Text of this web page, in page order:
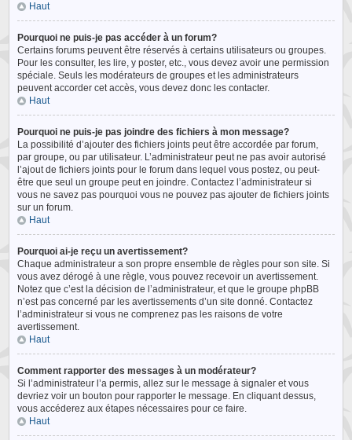
Haut
Pourquoi ne puis-je pas accéder à un forum?
Certains forums peuvent être réservés à certains utilisateurs ou groupes.
Pour les consulter, les lire, y poster, etc., vous devez avoir une permission
spéciale. Seuls les modérateurs de groupes et les administrateurs
peuvent accorder cet accès, vous devez donc les contacter.
Haut
Pourquoi ne puis-je pas joindre des fichiers à mon message?
La possibilité d’ajouter des fichiers joints peut être accordée par forum,
par groupe, ou par utilisateur. L’administrateur peut ne pas avoir autorisé
l’ajout de fichiers joints pour le forum dans lequel vous postez, ou peut-
être que seul un groupe peut en joindre. Contactez l’administrateur si
vous ne savez pas pourquoi vous ne pouvez pas ajouter de fichiers joints
sur un forum.
Haut
Pourquoi ai-je reçu un avertissement?
Chaque administrateur a son propre ensemble de règles pour son site. Si
vous avez dérogé à une règle, vous pouvez recevoir un avertissement.
Notez que c’est la décision de l’administrateur, et que le groupe phpBB
n’est pas concerné par les avertissements d’un site donné. Contactez
l’administrateur si vous ne comprenez pas les raisons de votre
avertissement.
Haut
Comment rapporter des messages à un modérateur?
Si l’administrateur l’a permis, allez sur le message à signaler et vous
devriez voir un bouton pour rapporter le message. En cliquant dessus,
vous accéderez aux étapes nécessaires pour ce faire.
Haut